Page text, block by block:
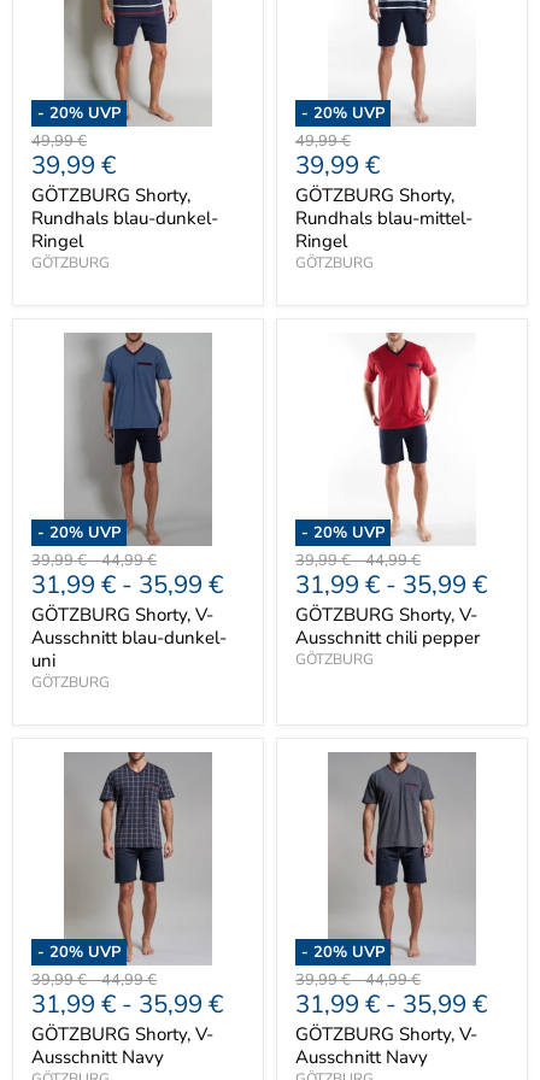
- 20% UVP
Ursprünglicher
Preis
49,99 €
Aktueller
Preis
39,99 €
GÖTZBURG Shorty,
Rundhals blau-dunkel-
Ringel
GÖTZBURG
- 20% UVP
Ursprünglicher
Preis
49,99 €
Aktueller
Preis
39,99 €
GÖTZBURG Shorty,
Rundhals blau-mittel-
Ringel
GÖTZBURG
- 20% UVP
Ursprünglicher
Preis
39,99 €-Ursprünglicher
Preis
44,99 €
31,99 € - 35,99 €
GÖTZBURG Shorty, V-
Ausschnitt blau-dunkel-
uni
GÖTZBURG
- 20% UVP
Ursprünglicher
Preis
39,99 €-Ursprünglicher
Preis
44,99 €
31,99 € - 35,99 €
GÖTZBURG Shorty, V-
Ausschnitt chili pepper
GÖTZBURG
- 20% UVP
Ursprünglicher
Preis
39,99 €-Ursprünglicher
Preis
44,99 €
31,99 € - 35,99 €
GÖTZBURG Shorty, V-
Ausschnitt Navy
- 20% UVP
Ursprünglicher
Preis
39,99 €-Ursprünglicher
Preis
44,99 €
31,99 € - 35,99 €
GÖTZBURG Shorty, V-
Ausschnitt Navy